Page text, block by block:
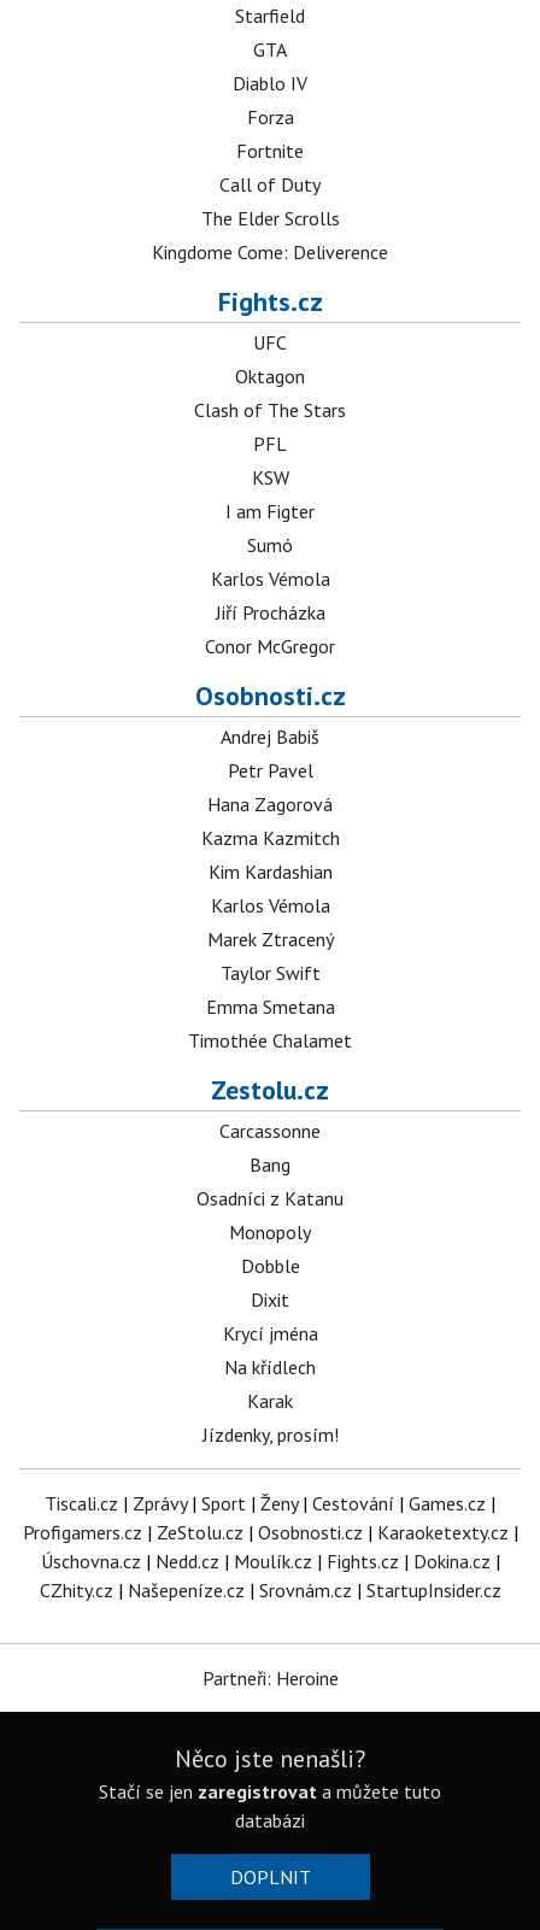
Starfield
GTA
Diablo IV
Forza
Fortnite
Call of Duty
The Elder Scrolls
Kingdome Come: Deliverence
Fights.cz
UFC
Oktagon
Clash of The Stars
PFL
KSW
I am Figter
Sumó
Karlos Vémola
Jiří Procházka
Conor McGregor
Osobnosti.cz
Andrej Babiš
Petr Pavel
Hana Zagorová
Kazma Kazmitch
Kim Kardashian
Karlos Vémola
Marek Ztracený
Taylor Swift
Emma Smetana
Timothée Chalamet
Zestolu.cz
Carcassonne
Bang
Osadníci z Katanu
Monopoly
Dobble
Dixit
Krycí jména
Na křídlech
Karak
Jízdenky, prosím!
Tiscali.cz | Zprávy| Sport | Ženy| Cestování | Games.cz |
Profigamers.cz | ZeStolu.cz | Osobnosti.cz | Karaoketexty.cz |
Úschovna.cz | Nedd.cz | Moulík.cz | Fights.cz | Dokina.cz |
CZhity.cz | Našepeníze.cz | Srovnám.cz | StartupInsider.cz
Partneři: Heroine
Něco jste nenašli?
Stačí se jen zaregistrovat a můžete tuto
databázi
DOPLNIT